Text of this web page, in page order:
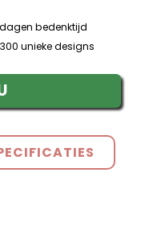
dagen bedenktijd
unieke designs